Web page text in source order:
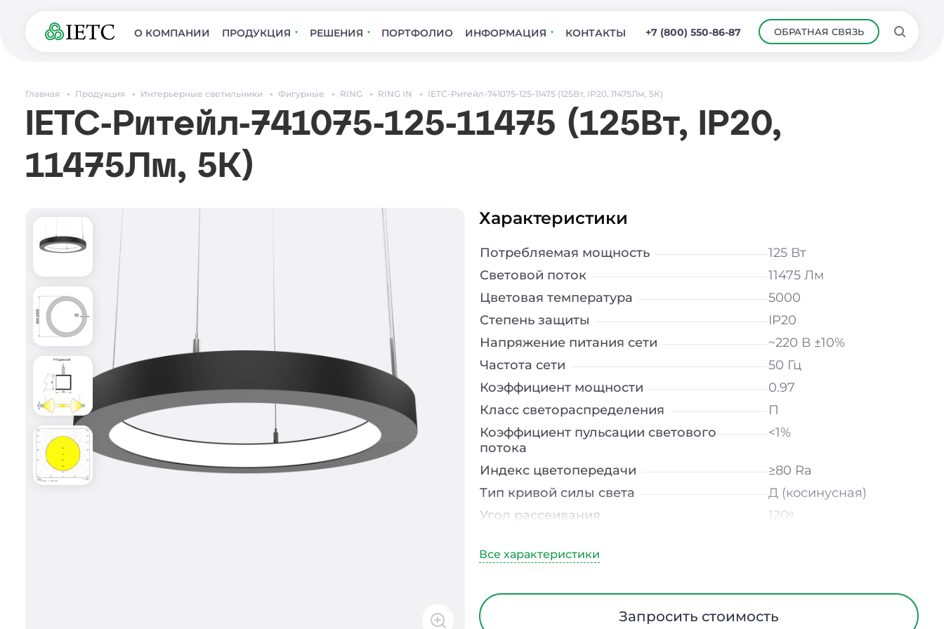
О КОМПАНИИ ПРОДУКЦИЯ РЕШЕНИЯ ПОРТФОЛИО ИНФОРМАЦИЯ КОНТАКТЫ +7 (800) 550-86-87 ОБРАТНАЯ СВЯЗЬ
Главная Продукция Интерьерные светильники Фигурные RING RING IN IETC-Ритейл-741075-125-11475 (125Вт, IP20, 11475Лм, 5К)
IETC-Ритейл-741075-125-11475 (125Вт, IP20,
11475Лм, 5К)
Характеристики
Потребляемая мощность
125 Вт
Световой поток
11475 Лм
Цветовая температура
5000
Степень защиты
IP20
Напряжение питания сети
~220 В ±10%
Частота сети
50 Гц
Коэффициент мощности
0.97
Класс светораспределения
П
Коэффициент пульсации светового
потока
<1%
Индекс цветопередачи
≥80 Ra
Тип кривой силы света
Д (косинусная)
Угол рассеивания
120ᵒ
Диапазон рабочих температур
Материал корпуса
Запросить стоимость